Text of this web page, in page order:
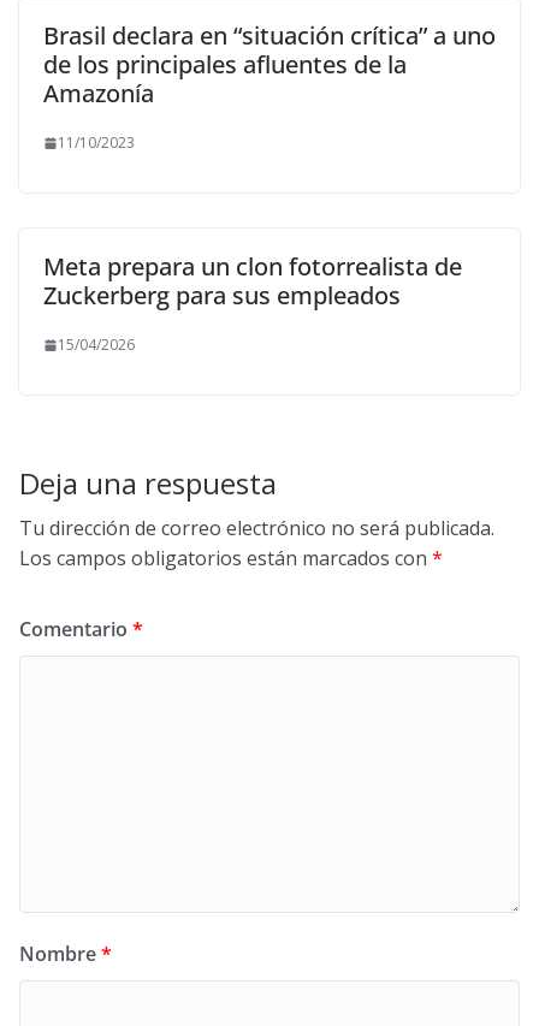
Brasil declara en “situación crítica” a uno
de los principales afluentes de la
Amazonía
11/10/2023
Meta prepara un clon fotorrealista de
Zuckerberg para sus empleados
15/04/2026
Deja una respuesta
Tu dirección de correo electrónico no será publicada.
Los campos obligatorios están marcados con *
Comentario *
Nombre*